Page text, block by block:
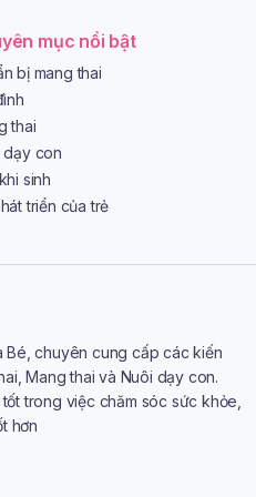
mục nổi bật
bị mang thai
thai
dạy con
sinh
triển của trẻ
Bé, chuyên cung cấp các kiến
Mang thai và Nuôi dạy con.
trong việc chăm sóc sức khỏe,
hơn